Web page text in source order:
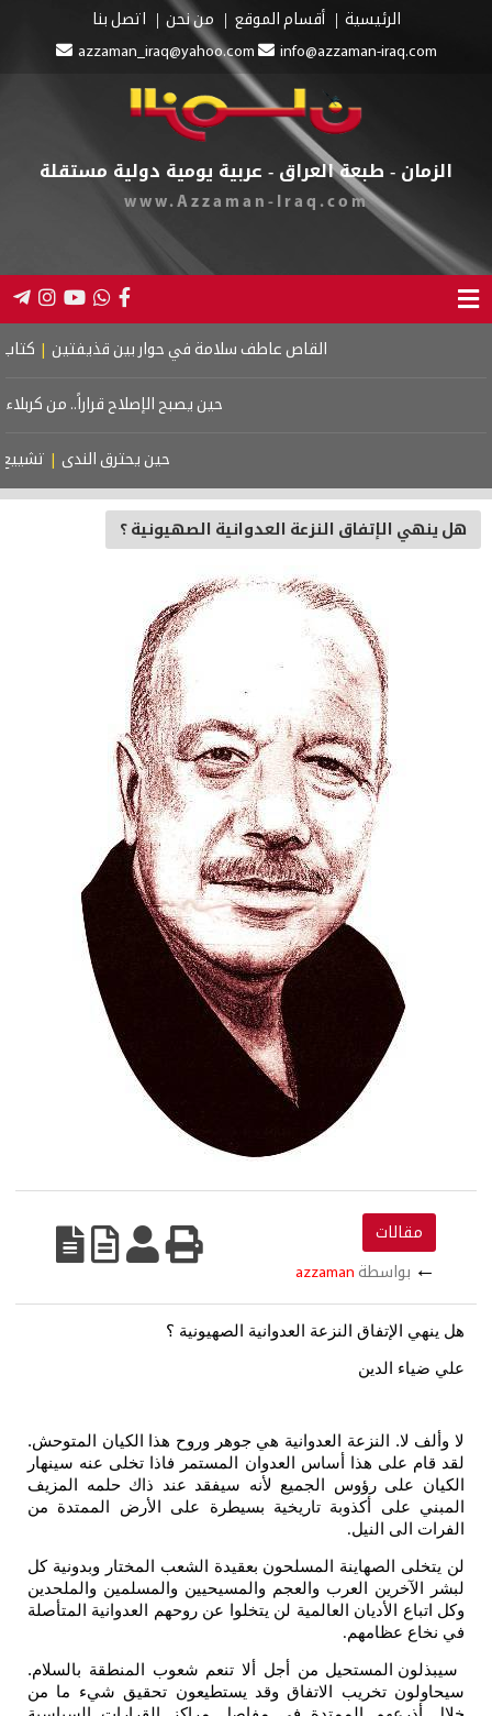
الرئيسية أقسام الموقع من نحن
اتصل بنا
azzaman_iraq@yahoo.com
info@azzaman-iraq.com
الزمان - طبعة العراق - عربية يومية دولية مستقلة
www.Azzaman-Iraq.com
القاص عاطف سلامة في حوار بين قذيفتين | كتاب
حين يصبح الإصلاح قراراً.. من كربلاء
حين يحترق الندى | تشييع
هل ينهي الإتفاق النزعة العدوانية الصهيونية ؟
مقالات
← بواسطة azzaman
هل ينهي الإتفاق النزعة العدوانية الصهيونية ؟
علي ضياء الدين
لا وألف لا. النزعة العدوانية هي جوهر وروح هذا الكيان المتوحش.
لقد قام على هذا أساس العدوان المستمر فاذا تخلى عنه سينهار
الكيان على رؤوس الجميع لأنه سيفقد عند ذاك حلمه المزيف
المبني على أكذوبة تاريخية بسيطرة على الأرض الممتدة من
الفرات الى النيل.
لن يتخلى الصهاينة المسلحون بعقيدة الشعب المختار وبدونية كل
لبشر الآخرين العرب والعجم والمسيحيين والمسلمين والملحدين
وكل اتباع الأديان العالمية لن يتخلوا عن روحهم العدوانية المتأصلة
في نخاع عظامهم .
سيبذلون المستحيل من أجل ألا تنعم شعوب المنطقة بالسلام.
سيحاولون تخريب الاتفاق وقد يستطيعون تحقيق شيء ما من